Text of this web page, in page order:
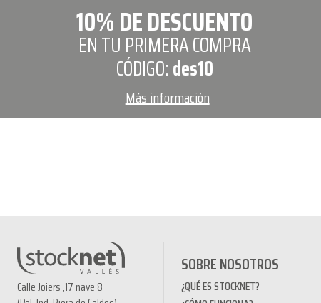
10% DE DESCUENTO
EN TU PRIMERA COMPRA
CÓDIGO:des10
Más información
Calle Joiers ,17 nave 8
SOBRE NOSOTROS
¿QUÉ ES STOCKNET?